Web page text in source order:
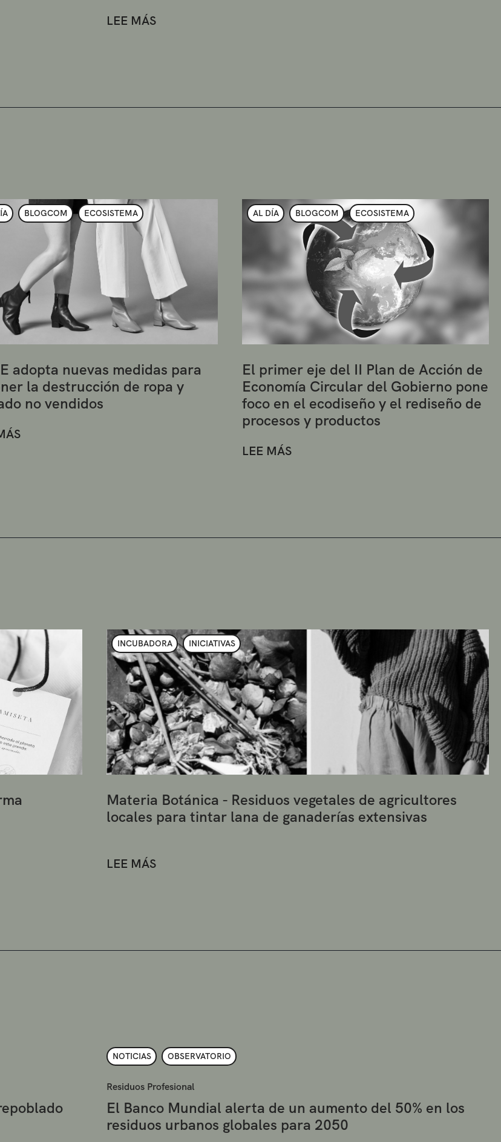
LEE MÁS
BLOGCOM ECOSISTEMA
adopta nuevas medidas para
la destrucción de ropa y
no vendidos
AL DÍA BLOGCOM ECOSISTEMA
El primer eje del II Plan de Acción de
Economía Circular del Gobierno pone
foco en el ecodiseño y el rediseño de
procesos y productos
LEE MÁS
INCUBADORA INICIATIVAS
Materia Botánica - Residuos vegetales de agricultores
locales para tintar lana de ganaderías extensivas
LEE MÁS
NOTICIAS OBSERVATORIO
Residuos Profesional
El Banco Mundial alerta de un aumento del 50% en los
residuos urbanos globales para 2050